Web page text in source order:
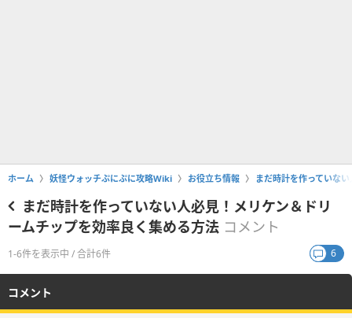
ホーム 妖怪ウォッチぷにぷに攻略Wiki お役立ち情報 まだ時計を作っていな
まだ時計を作っていない人必見！メリケン＆ドリ
ームチップを効率良く集める方法 コメント
1-6件を表示中 / 合計6件 6
コメント